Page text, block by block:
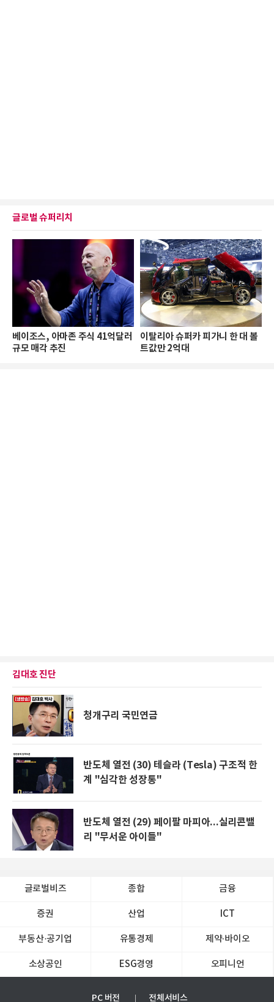
글로벌 슈퍼리치
베이조스, 아마존 주식 41억달러
규모 매각 추진
이탈리아 슈퍼카 피가니 한 대 볼
트값만 2억대
김대호 진단
청개구리 국민연금
반도체 열전 (30) 테슬라 (Tesla) 구조적 한
계 "심각한 성장통"
반도체 열전 (29) 페이팔 마피아...실리콘밸
리 "무서운 아이들"
글로벌비즈 종합 금융
증권 산업 ICT
부동산·공기업 유통경제 제약∙바이오
소상공인 ESG경영 오피니언
PC 버전 전체서비스